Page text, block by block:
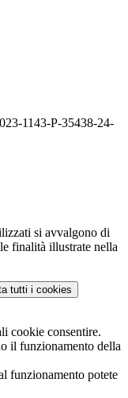
1143-P-35438-24-
si avvalgono di
finalità illustrate nella
tutti i cookies
cookie consentire.
il funzionamento della
funzionamento potete